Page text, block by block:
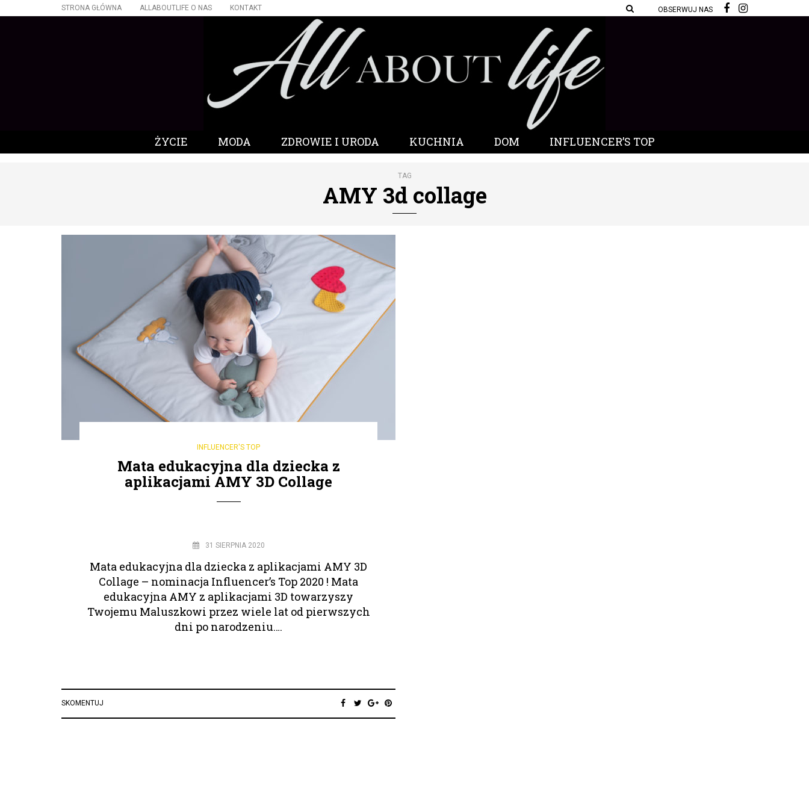
STRONA GŁÓWNA ALLABOUTLIFE O NAS KONTAKT OBSERWUJ NAS
ŻYCIE MODA ZDROWIE I URODA KUCHNIA DOM INFLUENCER’S TOP
TAG
AMY 3d collage
INFLUENCER'S TOP
Mata edukacyjna dla dziecka z
aplikacjami AMY 3D Collage
31 SIERPNIA 2020
Mata edukacyjna dla dziecka z aplikacjami AMY 3D
Collage – nominacja Influencer’s Top 2020 ! Mata
edukacyjna AMY z aplikacjami 3D towarzyszy
Twojemu Maluszkowi przez wiele lat od pierwszych
dni po narodzeniu….
SKOMENTUJ